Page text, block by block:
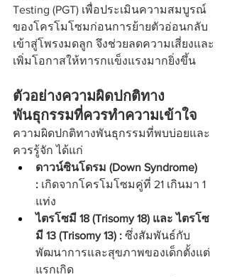
Testing (PGT) เพื่อประเมินความสมบูรณ์
ของโครโมโซมก่อนการย้ายตัวอ่อนกลับ
เข้าสู่โพรงมดลูก จึงช่วยลดความเสี่ยงและ
เพิ่มโอกาสให้ทารกแข็งแรงมากยิ่งขึ้น
ตัวอย่างความผิดปกติทาง
พันธุกรรมที่ควรทำความเข้าใจ
ความผิดปกติทางพันธุกรรมที่พบบ่อยและ
ควรรู้จัก ได้แก่
ดาวน์ซินโดรม (Down Syndrome)
: เกิดจากโครโมโซมคู่ที่ 21 เกินมา 1
แท่ง
ไตรโซมี 18 (Trisomy 18) และ ไตรโซ
มี 13 (Trisomy 13) : ซึ่งสัมพันธ์กับ
พัฒนาการและสุขภาพของเด็กตั้งแต่
แรกเกิด